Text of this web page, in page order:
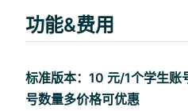
功能&费用
标准版本：10 元/1个学生
号数量多价格可优惠